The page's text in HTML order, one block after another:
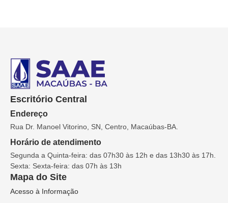
Escritório Central
Endereço
Rua Dr. Manoel Vitorino, SN, Centro, Macaúbas-BA.
Horário de atendimento
Segunda a Quinta-feira: das 07h30 às 12h e das 13h30 às 17h.
Sexta: Sexta-feira: das 07h às 13h
Mapa do Site
Acesso à Informação